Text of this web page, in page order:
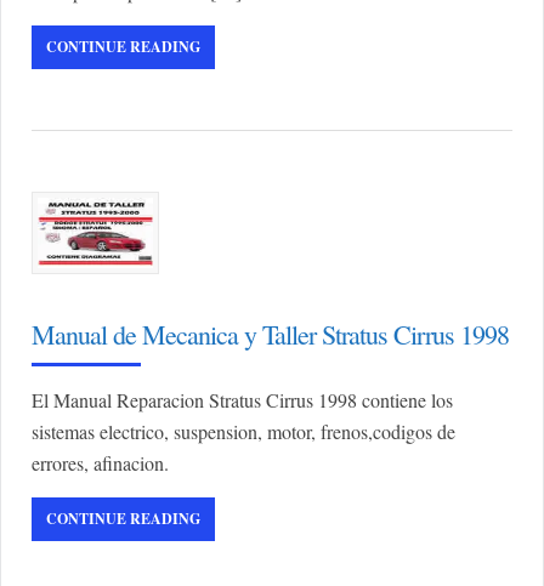
CONTINUE READING
Manual de Mecanica y Taller Stratus Cirrus 1998
El Manual Reparacion Stratus Cirrus 1998 contiene los
sistemas electrico, suspension, motor, frenos,codigos de
errores, afinacion.
CONTINUE READING